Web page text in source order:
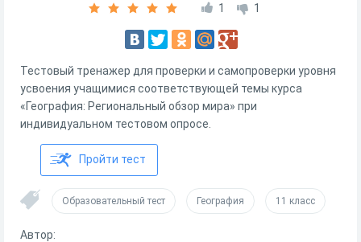
1 1
Тестовый тренажер для проверки и самопроверки уровня
усвоения учащимися соответствующей темы курса
«География: Региональный обзор мира» при
индивидуальном тестовом опросе.
Пройти тест
Образовательный тест География 11 класс
Автор: